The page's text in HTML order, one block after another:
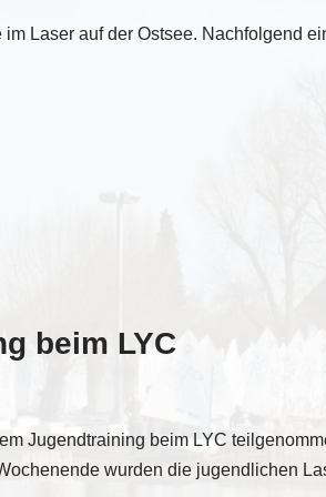
Laser auf der Ostsee. Nachfolgend
beim LYC
Jugendtraining beim LYC
wurden die jugendlichen